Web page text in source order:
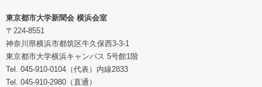
東京都市大学新聞会 横浜会室
〒224-8551
神奈川県横浜市都筑区牛久保西3-3-1
東京都市大学横浜キャンパス 5号館1階
Tel. 045-910-0104（代表）内線2833
Tel. 045-910-2980（直通）